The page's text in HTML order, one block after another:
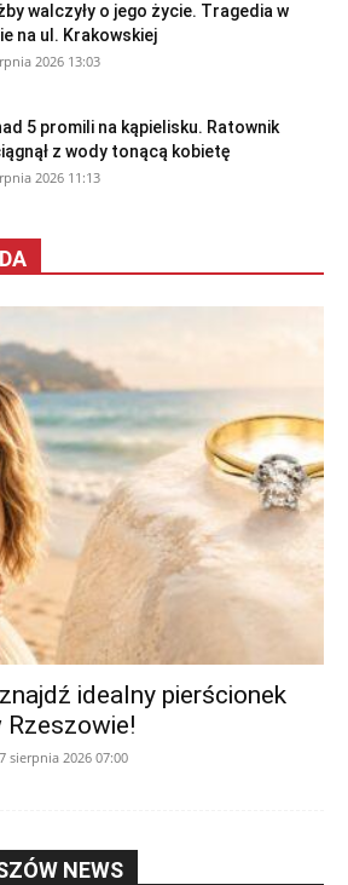
walczyły o jego życie. Tragedia w
na ul. Krakowskiej
2026 13:03
5 promili na kąpielisku. Ratownik
z wody tonącą kobietę
2026 11:13
idealny pierścionek
7 sierpnia 2026 07:00
NEWS